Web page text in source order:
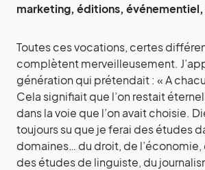
marketing, éditions,
Toutes ces vocations, certes
complètent merveilleusement.
génération qui prétendait : « A
Cela signifiait que l’on restait
dans la voie que l’on avait choisie.
toujours su que je ferai des études
domaines… du droit, de
des études de linguiste, du